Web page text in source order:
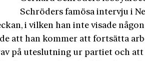
Schröders famösa intervju i
i vilken han inte visade
att han kommer att fortsätta
på uteslutning ur partiet och att